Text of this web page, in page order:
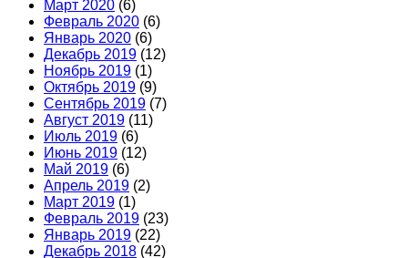
Март 2020 (6)
Февраль 2020 (6)
Январь 2020 (6)
Декабрь 2019 (12)
Ноябрь 2019 (1)
Октябрь 2019 (9)
Сентябрь 2019 (7)
Август 2019 (11)
Июль 2019 (6)
Июнь 2019 (12)
Май 2019 (6)
Апрель 2019 (2)
Март 2019 (1)
Февраль 2019 (23)
Январь 2019 (22)
Декабрь 2018 (42)